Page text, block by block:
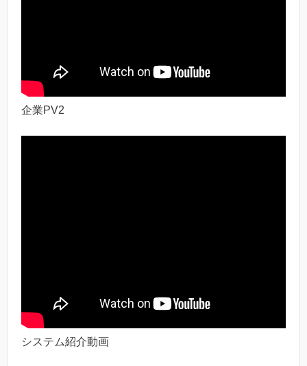
企業PV2
システム紹介動画